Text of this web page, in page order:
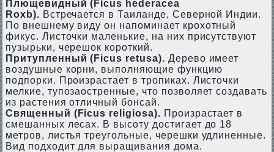
Плющевидный (Ficus hederacea
Roxb). Встречается в Таиланде, Северной Индии.
По внешнему виду он напоминает крохотный
фикус. Листочки маленькие, на них присутствуют
пузырьки, черешок короткий.
Притупленный (Ficus retusa). Дерево имеет
воздушные корни, выполняющие функцию
подпорки. Произрастает в тропиках. Листочки
мелкие, тупозаостренные, что позволяет создавать
из растения отличный бонсай.
Священный (Ficus religiosa). Произрастает в
смешанных лесах. В высоту достигает до 18
метров, листья треугольные, черешки удлиненные.
Вид подходит для выращивания дома.